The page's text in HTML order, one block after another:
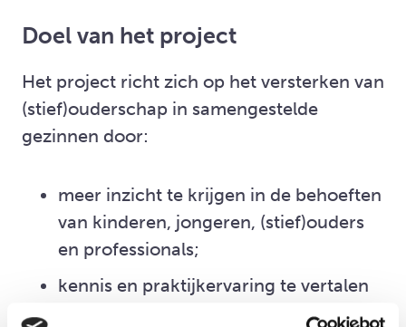
Doel van het project
Het project richt zich op het versterken van
(stief)ouderschap in samengestelde
gezinnen door:
meer inzicht te krijgen in de behoeften
van kinderen, jongeren, (stief)ouders
en professionals;
kennis en praktijkervaring te vertalen
naar laagdrempelige ondersteuning en